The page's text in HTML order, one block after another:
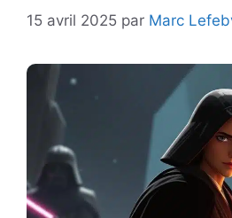
15 avril 2025 par Marc